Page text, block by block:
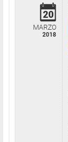
20
MARZO
2018